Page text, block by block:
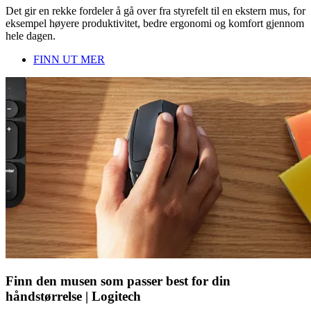
Det gir en rekke fordeler å gå over fra styrefelt til en ekstern mus, for
eksempel høyere produktivitet, bedre ergonomi og komfort gjennom
hele dagen.
FINN UT MER
Finn den musen som passer best for din
håndstørrelse | Logitech